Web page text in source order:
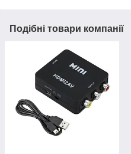
Подібні товари компанії